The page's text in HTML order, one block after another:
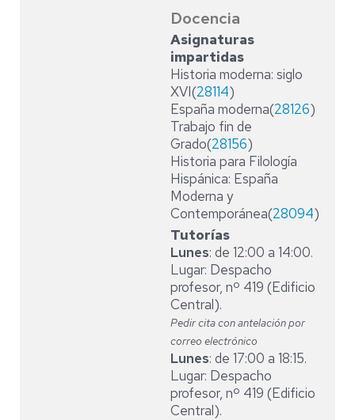
Docencia
Asignaturas
impartidas
Historia moderna: siglo
XVI(28114)
España moderna(28126)
Trabajo fin de
Grado(28156)
Historia para Filología
Hispánica: España
Moderna y
Contemporánea(28094)
Tutorías
Lunes: de 12:00 a 14:00.
Lugar: Despacho
profesor, nº 419 (Edificio
Central).
Pedir cita con antelación por
correo electrónico
Lunes: de 17:00 a 18:15.
Lugar: Despacho
profesor, nº 419 (Edificio
Central).